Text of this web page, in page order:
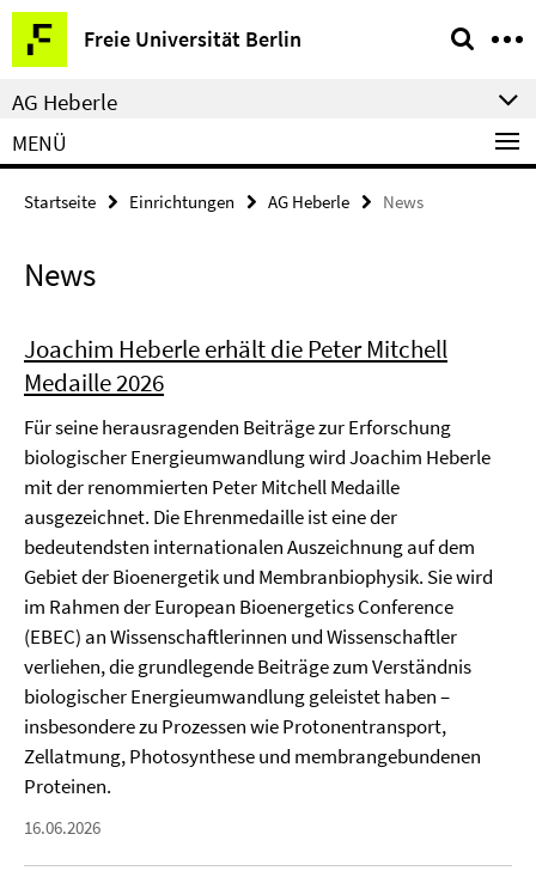
Springe
direkt
zu
Inhalt
Freie Universität Berlin
Service-
Navigation
AG Heberle
MENÜ
Startseite Einrichtungen AG Heberle News
News
Joachim Heberle erhält die Peter Mitchell
Medaille 2026
Für seine herausragenden Beiträge zur Erforschung
biologischer Energieumwandlung wird Joachim Heberle
mit der renommierten Peter Mitchell Medaille
ausgezeichnet. Die Ehrenmedaille ist eine der
bedeutendsten internationalen Auszeichnung auf dem
Gebiet der Bioenergetik und Membranbiophysik. Sie wird
im Rahmen der European Bioenergetics Conference
(EBEC) an Wissenschaftlerinnen und Wissenschaftler
verliehen, die grundlegende Beiträge zum Verständnis
biologischer Energieumwandlung geleistet haben –
insbesondere zu Prozessen wie Protonentransport,
Zellatmung, Photosynthese und membrangebundenen
Proteinen.
16.06.2026